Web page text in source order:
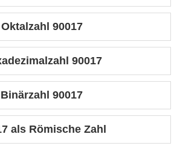
Oktalzahl 90017
90017
Binärzahl 90017
als Römische Zahl